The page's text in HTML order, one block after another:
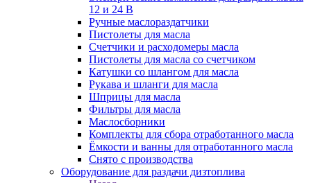
12 и 24 В
Ручные маслораздатчики
Пистолеты для масла
Счетчики и расходомеры масла
Пистолеты для масла со счетчиком
Катушки со шлангом для масла
Рукава и шланги для масла
Шприцы для масла
Фильтры для масла
Маслосборники
Комплекты для сбора отработанного масла
Ёмкости и ванны для отработанного масла
Снято с производства
Оборудование для раздачи дизтоплива